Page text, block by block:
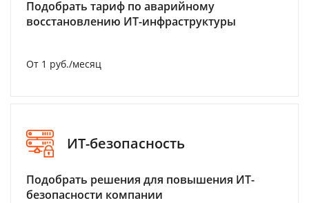
Подобрать тариф по аварийному
восстановлению ИТ-инфраструктуры
От 1 руб./месяц
ИТ-безопасность
Подобрать решения для повышения ИТ-
безопасности компании